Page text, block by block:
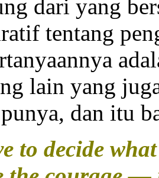
dari yang
tentang
lain yang
dan itu
to decide